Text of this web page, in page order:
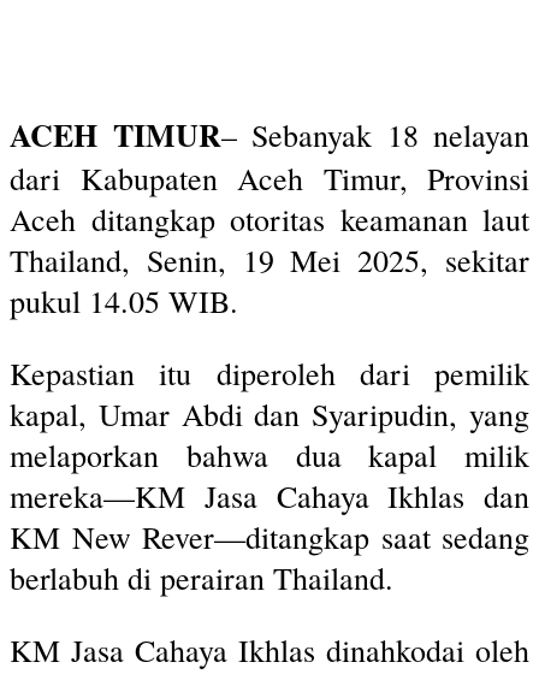
ACEH TIMUR– Sebanyak 18 nelayan
dari Kabupaten Aceh Timur, Provinsi
Aceh ditangkap otoritas keamanan laut
Thailand, Senin, 19 Mei 2025, sekitar
pukul 14.05 WIB.
Kepastian itu diperoleh dari pemilik
kapal, Umar Abdi dan Syaripudin, yang
melaporkan bahwa dua kapal milik
mereka—KM Jasa Cahaya Ikhlas dan
KM New Rever—ditangkap saat sedang
berlabuh di perairan Thailand.
KM Jasa Cahaya Ikhlas dinahkodai oleh